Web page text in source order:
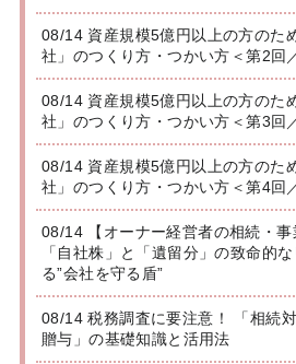
08/14 資産規模5億円以上の方のた
社」のつくり方・つかい方＜第2回
08/14 資産規模5億円以上の方のた
社」のつくり方・つかい方＜第3回
08/14 資産規模5億円以上の方のた
社」のつくり方・つかい方＜第4回
08/14 【オーナー経営者の相続・事
「自社株」と「遺留分」の致命的
る”会社を守る盾”
08/14 税務調査に要注意！ 「相続
贈与」の基礎知識と活用法